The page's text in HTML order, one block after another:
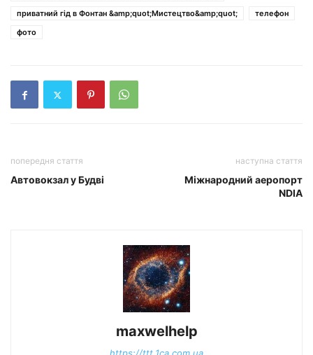
приватний гід в Фонтан &amp;quot;Мистецтво&amp;quot;
телефон
фото
попередня стаття
Автовокзал у Будві
наступна стаття
Міжнародний аеропорт
NDIA
maxwelhelp